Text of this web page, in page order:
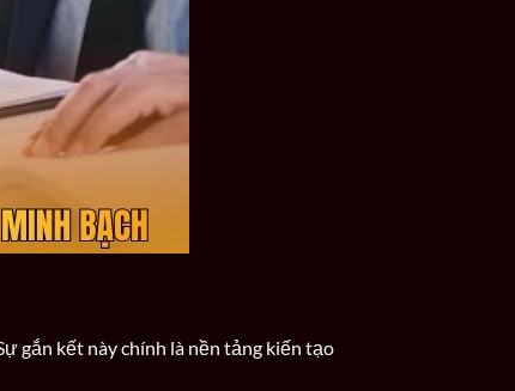
gắn kết này chính là nền tảng kiến tạo